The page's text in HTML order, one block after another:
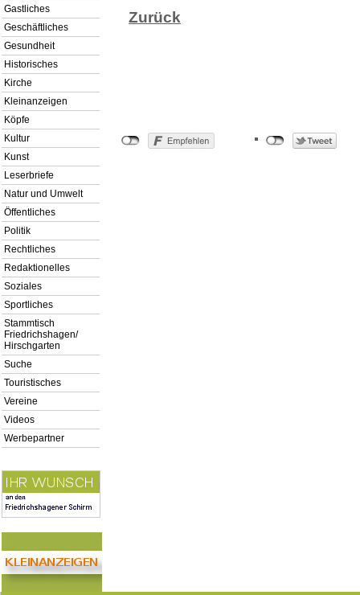
Gastliches
Geschäftliches
Gesundheit
Historisches
Kirche
Kleinanzeigen
Köpfe
Kultur
Kunst
Leserbriefe
Natur und Umwelt
Öffentliches
Politik
Rechtliches
Redaktionelles
Soziales
Sportliches
Stammtisch
Friedrichshagen/
Hirschgarten
Suche
Touristisches
Vereine
Videos
Werbepartner
Zurück